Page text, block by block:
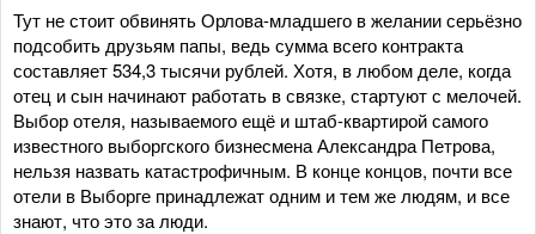
Тут не стоит обвинять Орлова-младшего в желании серьёзно
подсобить друзьям папы, ведь сумма всего контракта
составляет 534,3 тысячи рублей. Хотя, в любом деле, когда
отец и сын начинают работать в связке, стартуют с мелочей.
Выбор отеля, называемого ещё и штаб-квартирой самого
известного выборгского бизнесмена Александра Петрова,
нельзя назвать катастрофичным. В конце концов, почти все
отели в Выборге принадлежат одним и тем же людям, и все
знают, что это за люди.